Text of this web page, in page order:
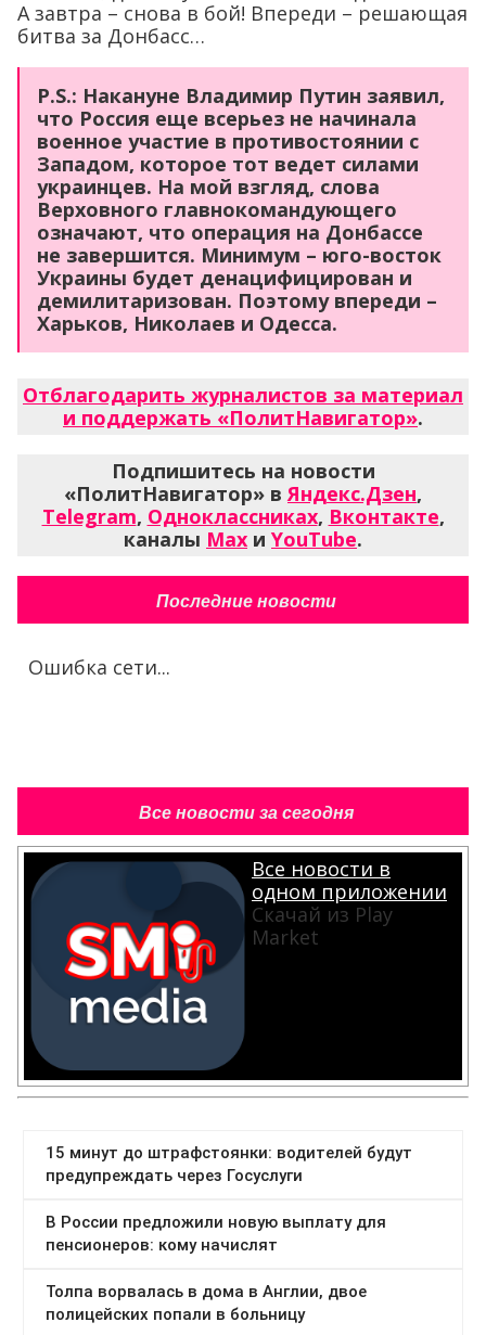
А завтра – снова в бой! Впереди – решающая
битва за Донбасс…
P.S.: Накануне Владимир Путин заявил,
что Россия еще всерьез не начинала
военное участие в противостоянии с
Западом, которое тот ведет силами
украинцев. На мой взгляд, слова
Верховного главнокомандующего
означают, что операция на Донбассе
не завершится. Минимум – юго-восток
Украины будет денацифицирован и
демилитаризован. Поэтому впереди –
Харьков, Николаев и Одесса.
Отблагодарить журналистов за материал
и поддержать «ПолитНавигатор».
Подпишитесь на новости
«ПолитНавигатор» вЯндекс.Дзен,
Telegram, Одноклассниках, Вконтакте,
каналы Max и YouTube.
Последние новости
Ошибка сети...
Все новости за сегодня
Все новости в
одном приложении
Скачай из Play
Market